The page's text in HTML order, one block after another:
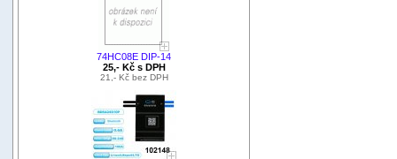
74HC08E DIP-14
25,- Kč s DPH
21,- Kč bez DPH